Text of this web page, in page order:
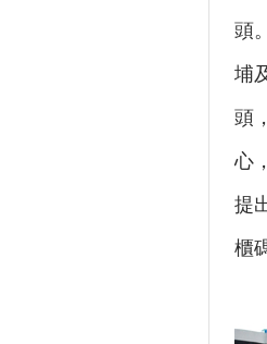
頭
埔
頭
心
提
櫃